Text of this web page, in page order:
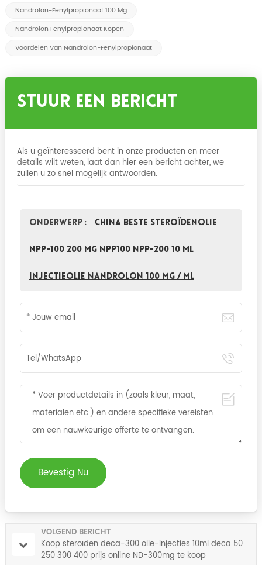
Nandrolon-Fenylpropionaat 100 Mg
Nandrolon Fenylpropionaat Kopen
Voordelen Van Nandrolon-Fenylpropionaat
Stuur Een Bericht
Als u geïnteresseerd bent in onze producten en meer
details wilt weten, laat dan hier een bericht achter, we
zullen u zo snel mogelijk antwoorden.
Onderwerp : China Beste steroïdenolie
NPP-100 200 mg NPP100 NPP-200 10 ml
injectieolie Nandrolon 100 mg / ml
Bevestig Nu
VOLGEND BERICHT
Koop steroïden deca-300 olie-injecties 10ml deca 50
250 300 400 prijs online ND-300mg te koop